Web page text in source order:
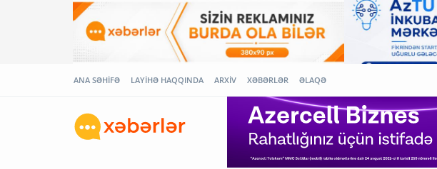
ANA SƏHİFƏ LAYİHƏ HAQQINDA ARXİV XƏBƏRLƏR ƏLAQƏ